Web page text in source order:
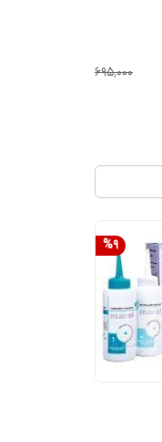
۶۹۵٬۰۰۰
%9